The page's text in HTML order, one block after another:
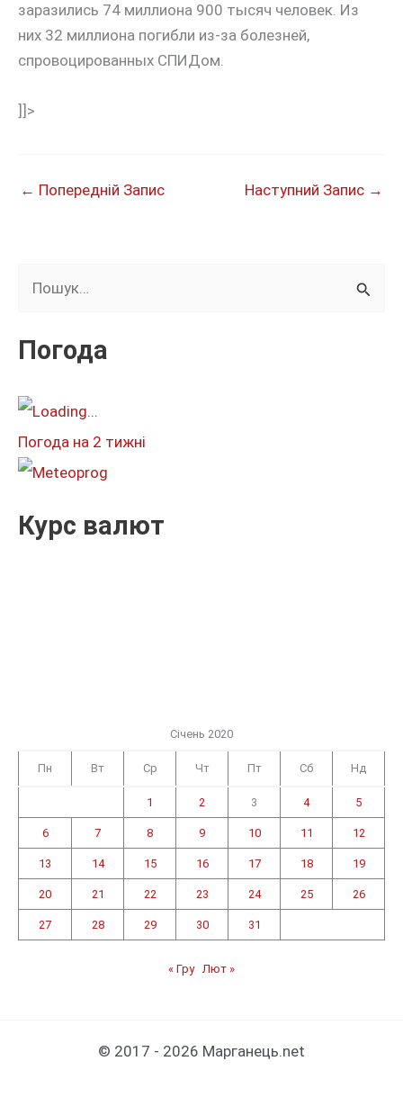
заразились 74 миллиона 900 тысяч человек. Из
них 32 миллиона погибли из-за болезней,
спровоцированных СПИДом.
]]>
← Попередній Запис Наступний Запис →
к
т
:
Погода
Погода на 2 тижні
Курс валют
Січень 2020
Пн Вт Ср Чт Пт Сб Нд
1 2 3 4 5
6 7 8 9 10 11 12
13 14 15 16 17 18 19
20 21 22 23 24 25 26
27 28 29 30 31
« Гру Лют »
© 2017 - 2026 Марганець.net